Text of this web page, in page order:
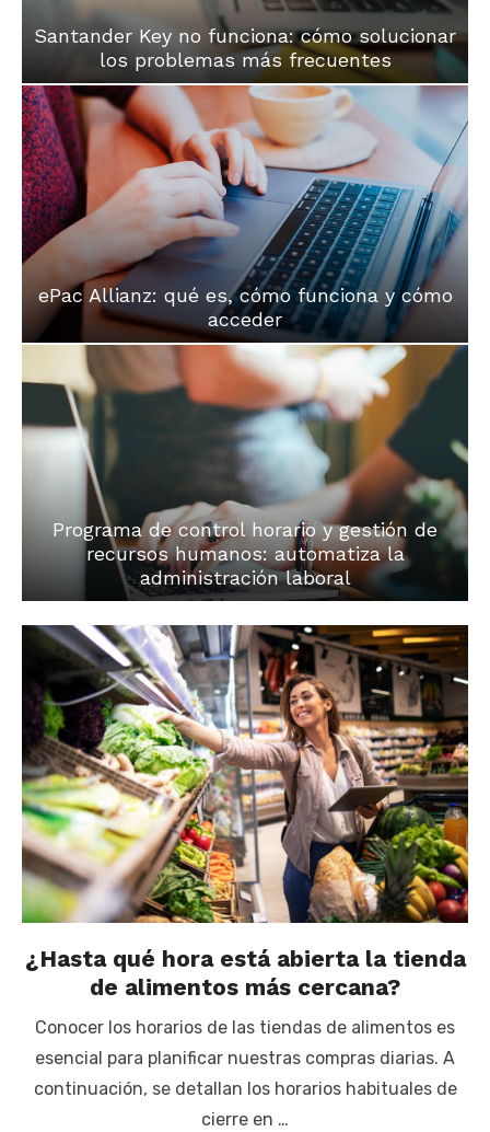
Santander Key no funciona: cómo solucionar
los problemas más frecuentes
ePac Allianz: qué es, cómo funciona y cómo
acceder
Programa de control horario y gestión de
recursos humanos: automatiza la
administración laboral
¿Hasta qué hora está abierta la tienda
de alimentos más cercana?
Conocer los horarios de las tiendas de alimentos es
esencial para planificar nuestras compras diarias. A
continuación, se detallan los horarios habituales de
cierre en …